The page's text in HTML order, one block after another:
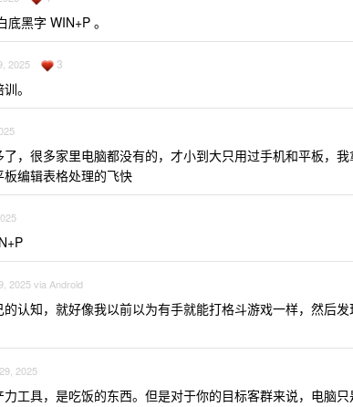
黑字 WIN+P 。
2025 3
。
，很多家里电脑都没有的，才小到大只用过手机和平板，
编辑表格处理的飞快
2025 via Android
认知，就好像我以前以为有手就能打格斗游戏一样，然后
2025
工具，是吃饭的东西。但是对于你的目标客群来说，电脑